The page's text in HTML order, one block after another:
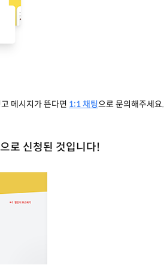
메시지가 뜬다면 1:1 채팅으로 문의해주세요.
로 신청된 것입니다!